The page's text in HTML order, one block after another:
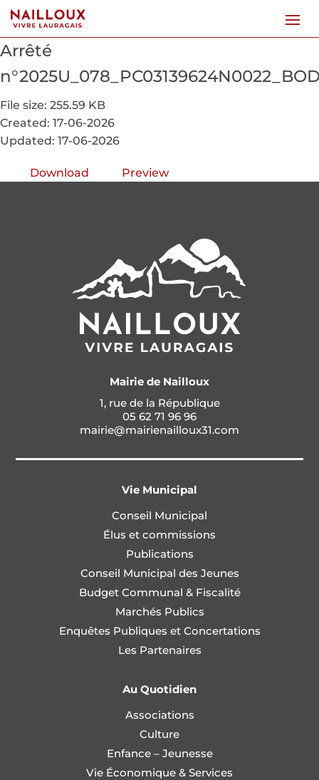
Arrêté
File size: 255.59 KB
Created: 17-06-2026
Updated: 17-06-2026
Download Preview
Mairie de Nailloux
1, rue de la République
05 62 71 96 96
mairie@mairienailloux31.com
Vie Municipal
Conseil Municipal
Élus et commissions
Publications
Conseil Municipal des Jeunes
Budget Communal & Fiscalité
Marchés Publics
Enquêtes Publiques et Concertations
Les Partenaires
Au Quotidien
Associations
Culture
Enfance – Jeunesse
Vie Économique & Services